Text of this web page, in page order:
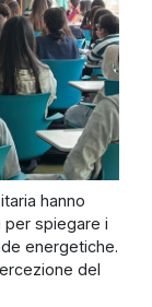
hanno
per spiegare i
energetiche.
del